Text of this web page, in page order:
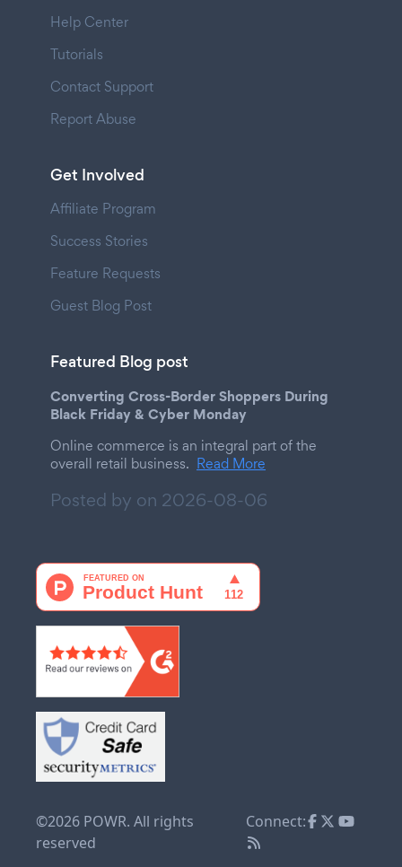
Help Center
Tutorials
Contact Support
Report Abuse
Get Involved
Affiliate Program
Success Stories
Feature Requests
Guest Blog Post
Featured Blog post
Converting Cross-Border Shoppers During
Black Friday & Cyber Monday
Online commerce is an integral part of the
overall retail business. Read More
Posted by on 2026-08-06
©2026 POWR. All rights
reserved
Connect: